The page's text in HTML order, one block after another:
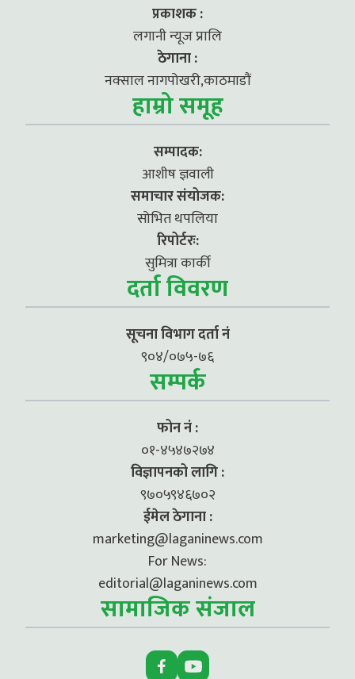
प्रकाशक :
लगानी न्यूज प्रालि
ठेगाना :
नक्साल नागपोखरी,काठमाडौं
हाम्रो समूह
सम्पादक:
आशीष ज्ञवाली
समाचार संयोजक:
सोभित थपलिया
रिपोर्टरः:
सुमित्रा कार्की
दर्ता विवरण
सूचना विभाग दर्ता नं
९०४/०७५-७६
सम्पर्क
फोन नं :
०१-४५४७२७४
विज्ञापनको लागि :
९७०५९४६७०२
ईमेल ठेगाना :
marketing@laganinews.com
For News:
editorial@laganinews.com
सामाजिक संजाल